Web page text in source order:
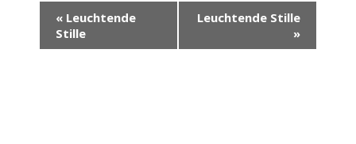
Veranstaltung-
Navigation
« Leuchtende
Stille
Leuchtende Stille
»